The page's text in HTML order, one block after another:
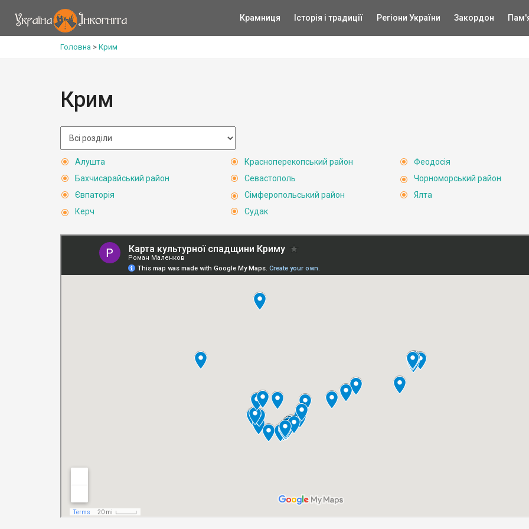
Крамниця Історія і традиції Регіони України Закордон
Головна > Крим
Крим
Алушта
Бахчисарайський район
Євпаторія
Керч
Красноперекопський район
Севастополь
Сімферопольський район
Судак
Феодосія
Чорноморський район
Ялта